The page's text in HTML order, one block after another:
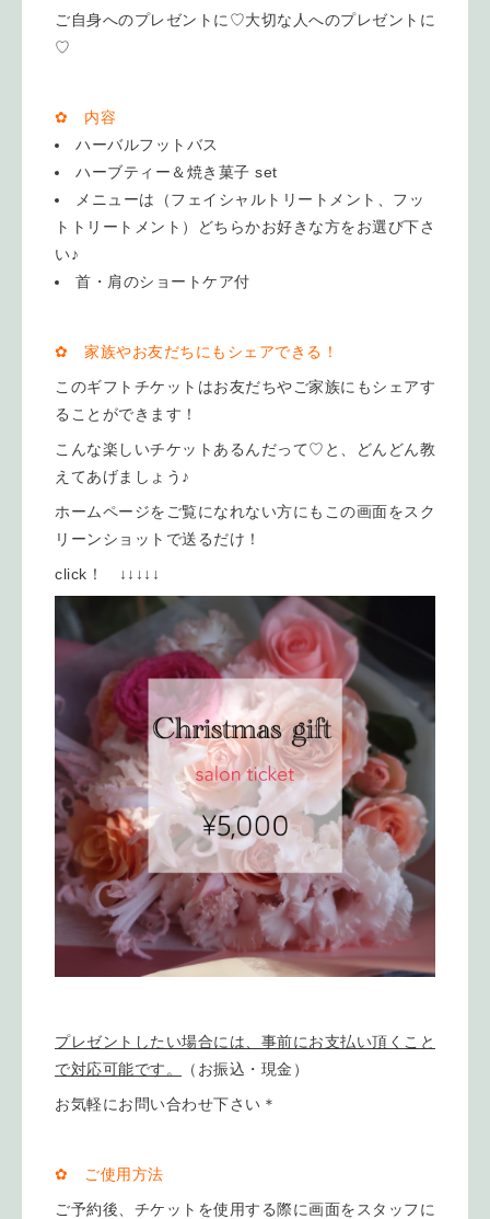
ご自身へのプレゼントに♡大切な人へのプレゼントに
♡
✿ 内容
ハーバルフットバス
ハーブティー＆焼き菓子 set
メニューは（フェイシャルトリートメント、フッ
トトリートメント）どちらかお好きな方をお選び下さ
い♪
首・肩のショートケア付
✿ 家族やお友だちにもシェアできる！
このギフトチケットはお友だちやご家族にもシェアす
ることができます！
こんな楽しいチケットあるんだって♡と、どんどん教
えてあげましょう♪
ホームページをご覧になれない方にもこの画面をスク
リーンショットで送るだけ！
click！ ↓↓↓↓↓
プレゼントしたい場合には、事前にお支払い頂くこと
で対応可能です。
（お振込・現金）
お気軽にお問い合わせ下さい＊
✿ ご使用方法
ご予約後、チケットを使用する際に画面をスタッフに